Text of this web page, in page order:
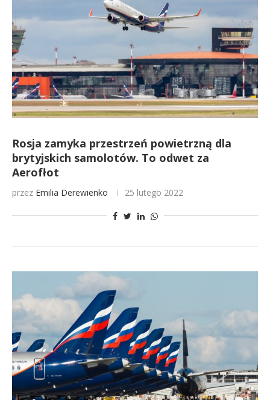
Rosja zamyka przestrzeń powietrzną dla
brytyjskich samolotów. To odwet za
Aerofłot
przez Emilia Derewienko 25 lutego 2022